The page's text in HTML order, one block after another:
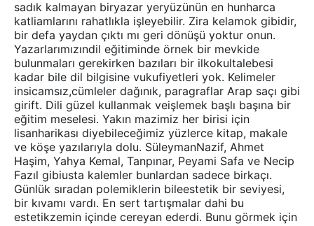
sadık kalmayan biryazar yeryüzünün en hunharca
katliamlarını rahatlıkla işleyebilir. Zira kelamok gibidir,
bir defa yaydan çıktı mı geri dönüşü yoktur onun.
Yazarlarımızındil eğitiminde örnek bir mevkide
bulunmaları gerekirken bazıları bir ilkokultalebesi
kadar bile dil bilgisine vukufiyetleri yok. Kelimeler
insicamsız,cümleler dağınık, paragraflar Arap saçı gibi
girift. Dili güzel kullanmak veişlemek başlı başına bir
eğitim meselesi. Yakın mazimiz her birisi için
lisanharikası diyebileceğimiz yüzlerce kitap, makale
ve köşe yazılarıyla dolu. SüleymanNazif, Ahmet
Haşim, Yahya Kemal, Tanpınar, Peyami Safa ve Necip
Fazıl gibiusta kalemler bunlardan sadece birkaçı.
Günlük sıradan polemiklerin bileestetik bir seviyesi,
bir kıvamı vardı. En sert tartışmalar dahi bu
estetikzemin içinde cereyan ederdi. Bunu görmek için